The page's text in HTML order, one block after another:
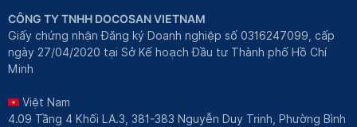
CÔNG TY TNHH DOCOSAN VIETNAM
Giấy chứng nhận Đăng ký Doanh nghiệp số 0316247099, cấp
ngày 27/04/2020 tại Sở Kế hoạch Đầu tư Thành phố Hồ Chí
Minh
Việt Nam
4.09 Tầng 4 Khối LA.3, 381-383 Nguyễn Duy Trinh, Phường Bình